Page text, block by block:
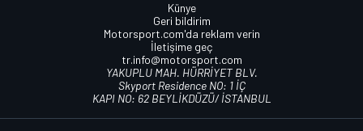
Künye
Geri bildirim
Motorsport.com'da reklam verin
İletişime geç
tr.info@motorsport.com
YAKUPLU MAH. HÜRRİYET BLV.
Skyport Residence NO: 1 İÇ
KAPI NO: 62 BEYLİKDÜZÜ/ İSTANBUL